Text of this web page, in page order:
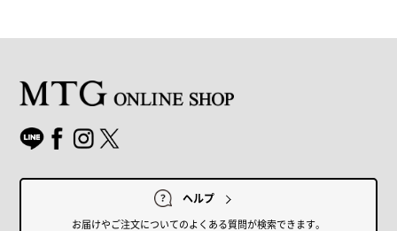
ヘルプ
お届けやご注文についてのよくある質問が検索できます。